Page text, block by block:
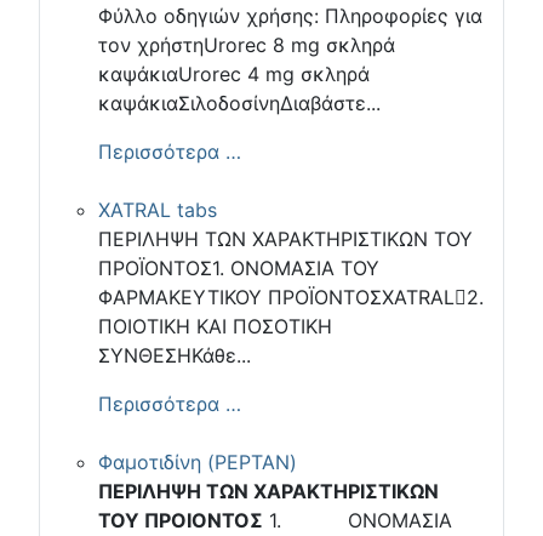
Φύλλο οδηγιών χρήσης: Πληροφορίες για
τον χρήστηUrorec 8 mg σκληρά
καψάκιαUrorec 4 mg σκληρά
καψάκιαΣιλοδοσίνηΔιαβάστε...
Περισσότερα …
XATRAL tabs
ΠΕΡΙΛΗΨΗ ΤΩΝ ΧΑΡΑΚΤΗΡΙΣΤΙΚΩΝ ΤΟΥ
ΠΡΟΪΟΝΤΟΣ1. ΟΝΟΜΑΣΙΑ ΤΟΥ
ΦΑΡΜΑΚΕΥΤΙΚΟΥ ΠΡΟΪΟΝΤΟΣXATRAL2.
ΠΟΙΟΤΙΚΗ ΚΑΙ ΠΟΣΟΤΙΚΗ
ΣΥΝΘΕΣΗΚάθε...
Περισσότερα …
Φαμοτιδίνη (PEPTAN)
ΠΕΡΙΛΗΨΗ ΤΩΝ ΧΑΡΑΚΤΗΡΙΣΤΙΚΩΝ
ΤΟΥ ΠΡΟΙΟΝΤΟΣ 1. ΟΝΟΜΑΣΙΑ